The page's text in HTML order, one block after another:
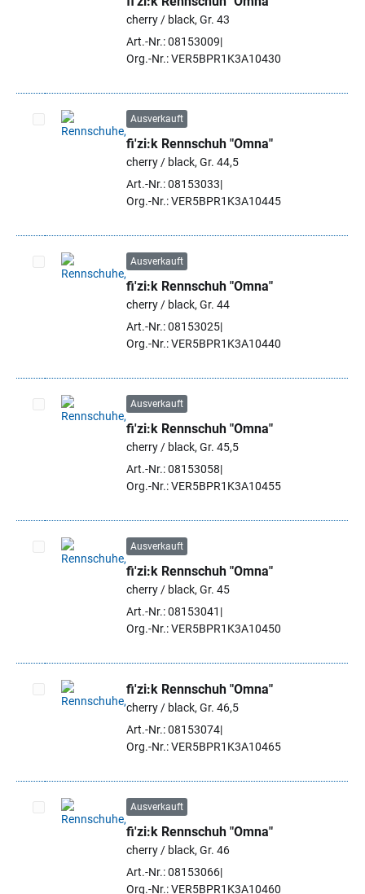
Artikel auswählen
cherry / black, Gr. 43
Art.-Nr.: 08153009
Org.-Nr.: VER5BPR1K3A10430
Artikel auswählen
Ausverkauft
fi'zi:k Rennschuh "Omna"
cherry / black, Gr. 44,5
Art.-Nr.: 08153033
Org.-Nr.: VER5BPR1K3A10445
Artikel auswählen
Ausverkauft
fi'zi:k Rennschuh "Omna"
cherry / black, Gr. 44
Art.-Nr.: 08153025
Org.-Nr.: VER5BPR1K3A10440
Artikel auswählen
Ausverkauft
fi'zi:k Rennschuh "Omna"
cherry / black, Gr. 45,5
Art.-Nr.: 08153058
Org.-Nr.: VER5BPR1K3A10455
Artikel auswählen
Ausverkauft
fi'zi:k Rennschuh "Omna"
cherry / black, Gr. 45
Art.-Nr.: 08153041
Org.-Nr.: VER5BPR1K3A10450
Artikel auswählen
fi'zi:k Rennschuh "Omna"
cherry / black, Gr. 46,5
Art.-Nr.: 08153074
Org.-Nr.: VER5BPR1K3A10465
Artikel auswählen
Ausverkauft
fi'zi:k Rennschuh "Omna"
cherry / black, Gr. 46
Art.-Nr.: 08153066
Org.-Nr.: VER5BPR1K3A10460